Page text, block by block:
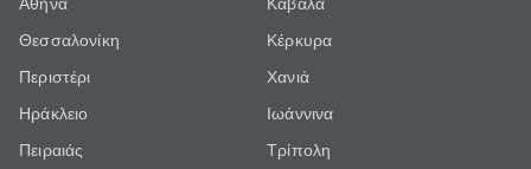
Θεσσαλονίκη
Περιστέρι
Ηράκλειο
Πειραιάς
Κέρκυρα
Χανιά
Ιωάννινα
Τρίπολη